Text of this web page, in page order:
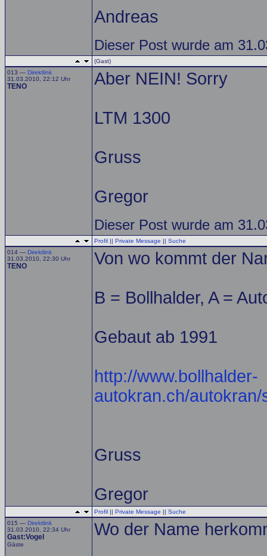
Andreas
Dieser Post wurde am
(Gast)
013 — Direktlink
31.03.2010, 22:12 Uhr
TENO Aber NEIN! Sorry
LTM 1300
Gruss
Gregor
Dieser Post wurde am
Profil || Private Message || Suche
014 — Direktlink
31.03.2010, 22:30 Uhr
TENO Von wo kommt der
B = Bollhalder, A =
Gebaut ab 1991
http://www.bollhalder-
autokran.ch/
Gruss
Gregor
Profil || Private Message || Suche
015 — Direktlink
31.03.2010, 22:34 Uhr
Gast:Vogel
Gäste
Wo der Name